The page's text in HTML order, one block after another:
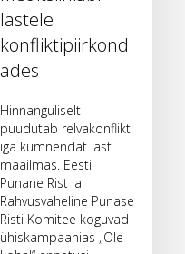
lastele
konfliktipiirkond
ades
Hinnanguliselt
puudutab relvakonflikt
iga kümnendat last
maailmas. Eesti
Punane Rist ja
Rahvusvaheline Punase
Risti Komitee koguvad
ühiskampaanias „Ole